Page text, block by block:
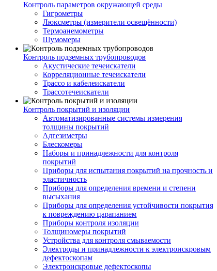
Контроль параметров окружающей среды
Гигрометры
Люксметры (измерители освещённости)
Термоанемометры
Шумомеры
Контроль подземных трубопроводов
Акустические течеискатели
Корреляционные течеискатели
Трассо и кабелеискатели
Трассотечеискатели
Контроль покрытий и изоляции
Автоматизированные системы измерения
толщины покрытий
Адгезиметры
Блескомеры
Наборы и принадлежности для контроля
покрытий
Приборы для испытания покрытий на прочность и
эластичность
Приборы для определения времени и степени
высыхания
Приборы для определения устойчивости покрытия
к повреждению царапанием
Приборы контроля изоляции
Толщиномеры покрытий
Устройства для контроля смываемости
Электроды и принадлежности к электроискровым
дефектоскопам
Электроискровые дефектоскопы